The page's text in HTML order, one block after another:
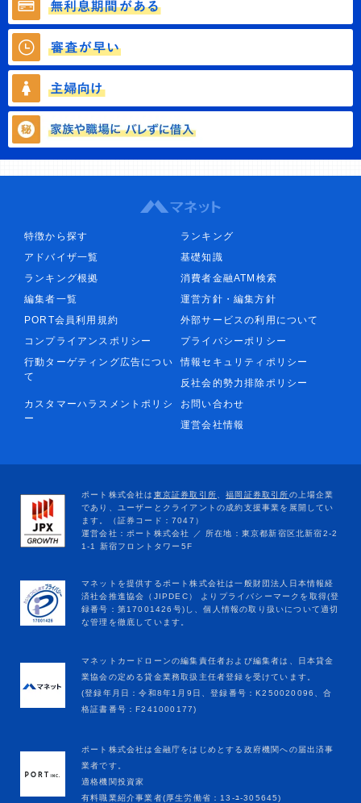
特徴から探す
ランキング
アドバイザ一覧
基礎知識
ランキング根拠
消費者金融ATM検索
編集者一覧
運営方針・編集方針
PORT会員利用規約
外部サービスの利用について
コンプライアンスポリシー
プライバシーポリシー
行動ターゲティング広告につい
て
情報セキュリティポリシー
反社会的勢力排除ポリシー
カスタマーハラスメントポリシ
ー
お問い合わせ
運営会社情報
マネットカードローンの編集責任者および編集者は、日本貸金
業協会の定める貸金業務取扱主任者登録を受けています。
(登録年月日：令和8年1月9日、登録番号：K250020096、合
格証書番号：F241000177)
ポート株式会社は金融庁をはじめとする政府機関への届出済事
業者です。
適格機関投資家
有料職業紹介事業者(厚生労働省：13-ﾕ-305645)